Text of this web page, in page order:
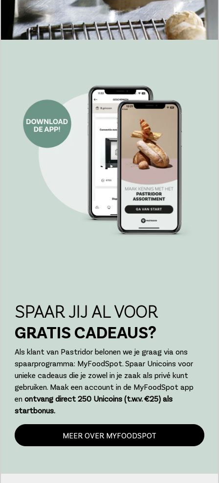
SPAAR JIJ AL VOOR
GRATIS CADEAUS?
Als klant van Pastridor belonen we je graag via ons
spaarprogramma: MyFoodSpot. Spaar Unicoins voor
unieke cadeaus die je zowel in je zaak als privé kunt
gebruiken. Maak een account in de MyFoodSpot app
en ontvang direct 250 Unicoins (t.w.v. €25) als
startbonus.
MEER OVER MYFOODSPOT